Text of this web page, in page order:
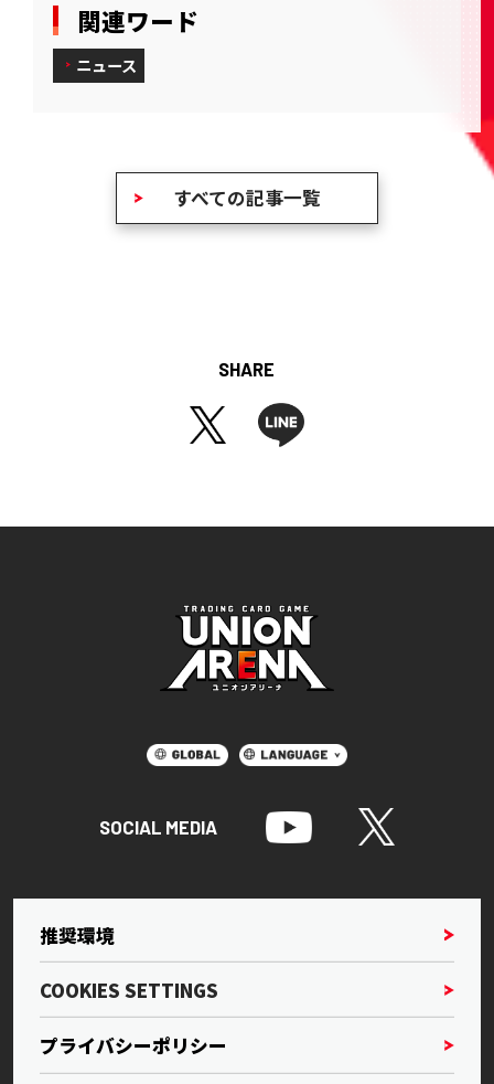
関連ワード
ニュース
すべての記事一覧
SHARE
SOCIAL MEDIA
推奨環境
COOKIES SETTINGS
プライバシーポリシー